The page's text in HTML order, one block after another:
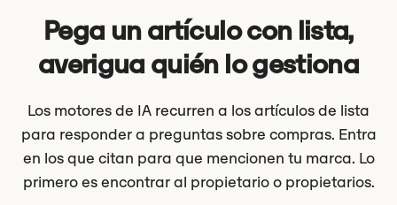
Pega un artículo con lista,
averigua quién lo gestiona
Los motores de IA recurren a los artículos de lista
para responder a preguntas sobre compras. Entra
en los que citan para que mencionen tu marca. Lo
primero es encontrar al propietario o propietarios.